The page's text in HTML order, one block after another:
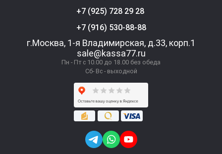
+7 (925) 728 29 28
+7 (916) 530-88-88
г.Москва, 1-я Владимирская, д.33, корп.1
sale@kassa77.ru
Пн - Пт с 10.00 до 18.00 без обеда
Сб- Вс - выходной